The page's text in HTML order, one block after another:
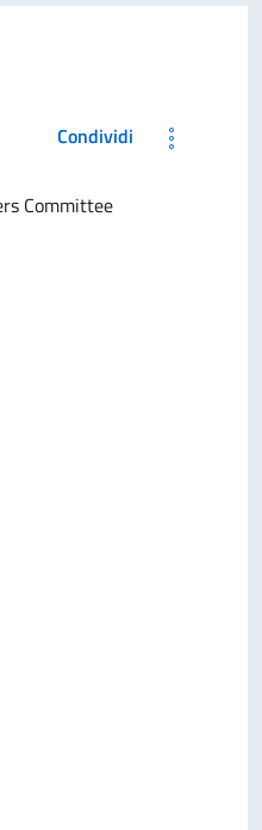
Condividi
Committee